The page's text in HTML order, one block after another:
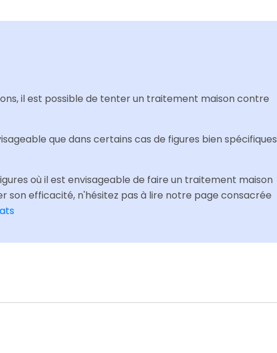
il est possible de tenter un traitement maison contre
que dans certains cas de figures bien spécifiques
où il est envisageable de faire un traitement maison
son efficacité, n'hésitez pas à lire notre page consacrée